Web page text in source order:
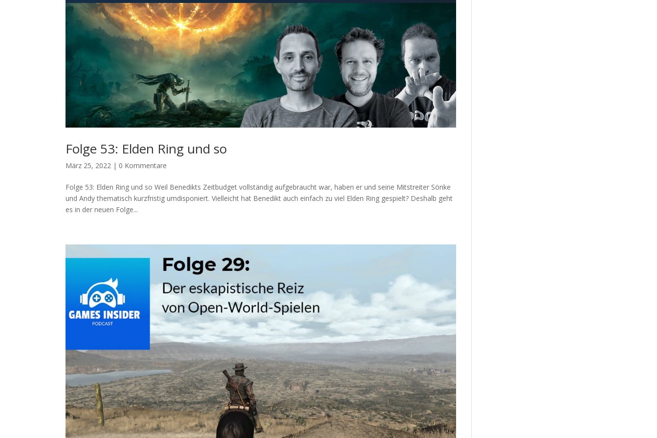
Folge 53: Elden Ring und so
März 25, 2022 | 0 Kommentare
Folge 53: Elden Ring und so Weil Benedikts Zeitbudget vollständig aufgebraucht war, haben er und seine Mitstreiter Sönke
und Andy thematisch kurzfristig umdisponiert. Vielleicht hat Benedikt auch einfach zu viel Elden Ring gespielt? Deshalb geht
es in der neuen Folge...